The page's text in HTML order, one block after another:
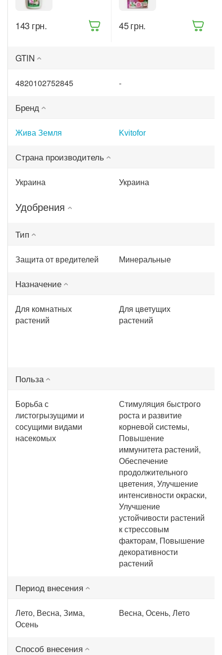
Жива Земля
‍143‍ грн.
растений 200
‍45‍грн.
GTIN
4820102752845 -
Бренд
Жива Земля Kvitofor
Страна производитель
Украина Украина
Удобрения
Тип
Защита от вредителей Минеральные
Назначение
Для комнатных
растений
Для цветущих
растений
Польза
Борьба с
листогрызущими и
сосущими видами
насекомых
Стимуляция быстрого
роста и развитие
корневой системы,
Повышение
иммунитета растений,
Обеспечение
продолжительного
цветения, Улучшение
интенсивности окраски,
Улучшение
устойчивости растений
к стрессовым
факторам, Повышение
декоративности
растений
Период внесения
Лето, Весна, Зима,
Осень
Весна, Осень, Лето
Способ внесения